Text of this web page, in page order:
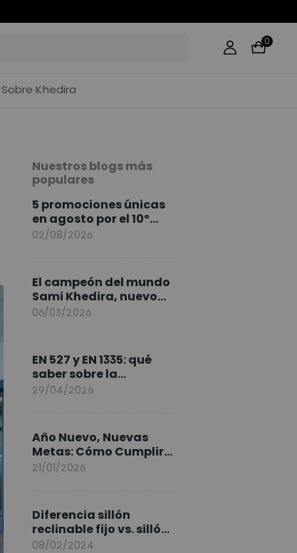
0
Sobre Khedira
Nuestros blogs más
populares
5 promociones únicas
en agosto por el 10º
Aniversario de
02/08/2026
El campeón del mundo
Sami Khedira, nuevo
embajador de
06/03/2026
EN 527 y EN 1335: qué
saber sobre la
normativa de los
29/04/2026
Año Nuevo, Nuevas
Metas: Cómo Cumplir
tus Objetivos Fitness
21/01/2026
Diferencia sillón
reclinable fijo vs. sillón
elevable
08/02/2024